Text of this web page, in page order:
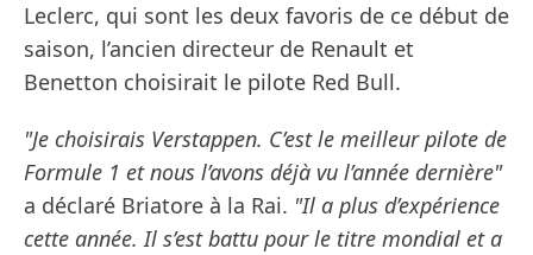
Leclerc, qui sont les deux favoris de ce début de
saison, l’ancien directeur de Renault et
Benetton choisirait le pilote Red Bull.
"Je choisirais Verstappen. C’est le meilleur pilote de
Formule 1 et nous l’avons déjà vu l’année dernière"
a déclaré Briatore à la Rai. "Il a plus d’expérience
cette année. Il s’est battu pour le titre mondial et a